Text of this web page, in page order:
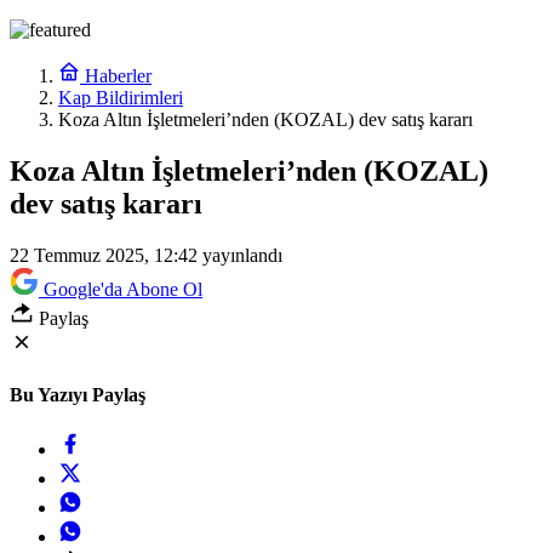
Haberler
Kap Bildirimleri
Koza Altın İşletmeleri’nden (KOZAL) dev satış kararı
Koza Altın İşletmeleri’nden (KOZAL)
dev satış kararı
22 Temmuz 2025, 12:42 yayınlandı
Google'da Abone Ol
Paylaş
Bu Yazıyı Paylaş